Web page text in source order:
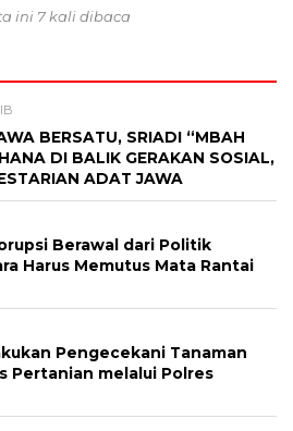
ini 7 kali dibaca
BERSATU, SRIADI “MBAH
DI BALIK GERAKAN SOSIAL,
ADAT JAWA
Berawal dari Politik
Harus Memutus Mata Rantai
Pengecekani Tanaman
Pertanian melalui Polres